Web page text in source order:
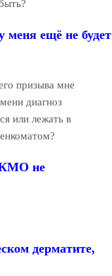
меня ещё не будет
призыва мне
диагноз
или лежать в
КМО не
дерматите,